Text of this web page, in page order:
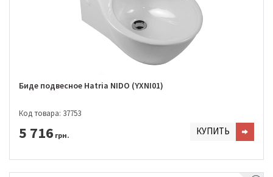
Биде подвесное Hatria NIDO (YXNI01)
Код товара: 37753
5 716 грн. КУПИТЬ